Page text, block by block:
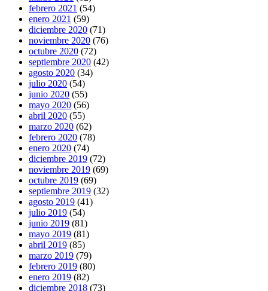
febrero 2021 (54)
enero 2021 (59)
diciembre 2020 (71)
noviembre 2020 (76)
octubre 2020 (72)
septiembre 2020 (42)
agosto 2020 (34)
julio 2020 (54)
junio 2020 (55)
mayo 2020 (56)
abril 2020 (55)
marzo 2020 (62)
febrero 2020 (78)
enero 2020 (74)
diciembre 2019 (72)
noviembre 2019 (69)
octubre 2019 (69)
septiembre 2019 (32)
agosto 2019 (41)
julio 2019 (54)
junio 2019 (81)
mayo 2019 (81)
abril 2019 (85)
marzo 2019 (79)
febrero 2019 (80)
enero 2019 (82)
diciembre 2018 (73)